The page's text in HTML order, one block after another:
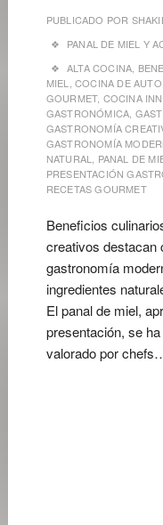
PUBLICADO POR
PANAL DE MIEL Y
ALTA COCINA
MIEL
,COCINA DE
GOURMET, COCINA
GASTRONÓMICA
GASTRONOMÍA
GASTRONOMÍA
NATURAL
PANAL DE
PRESENTACIÓN
RECETAS GOURMET
Beneficios
creativos destacan
gastronomía
ingredientes
El panal de miel,
presentación, se
valorado por